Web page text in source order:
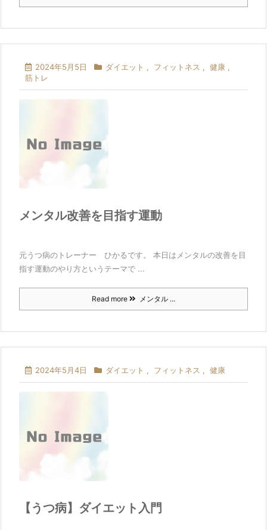
2024年5月5日 ダイエット , フィットネス , 健康 ,
筋トレ
メンタル改善を目指す運動
元うつ病のトレーナー ひかるです。 本日はメンタルの改善を目
指す運動のやり方というテーマで ...
Read more メンタル ...
2024年5月4日 ダイエット , フィットネス , 健康
【うつ病】ダイエット入門